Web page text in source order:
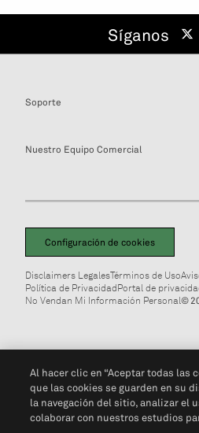
Síganos
Soporte
Nuestro Equipo Comercial
Configuración de cookies
Disclaimers LegalesTérminos de Uso
Política de PrivacidadPortal de
No Vendan Mi Información Personal©
Al hacer clic en “Aceptar todas las
que las cookies se guarden en su
la navegación del sitio, analizar el
colaborar con nuestros estudios